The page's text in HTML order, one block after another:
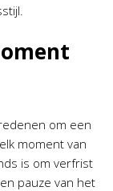
om een
moment van
is om verfrist
pauze van het